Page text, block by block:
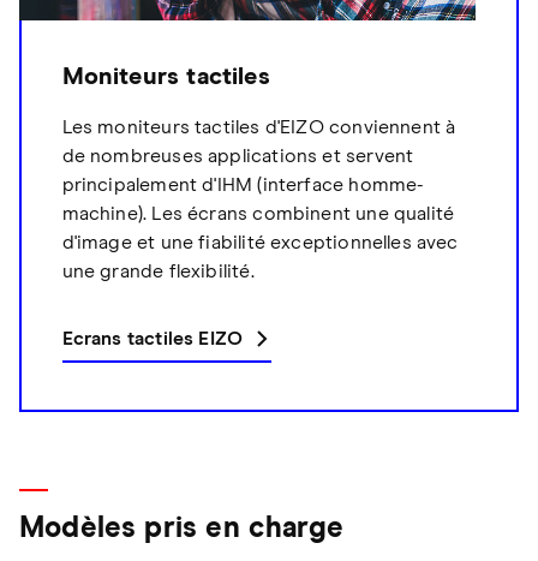
Moniteurs tactiles
Les moniteurs tactiles d'EIZO conviennent à
de nombreuses applications et servent
principalement d'IHM (interface homme-
machine). Les écrans combinent une qualité
d'image et une fiabilité exceptionnelles avec
une grande flexibilité.
Ecrans tactiles EIZO
Modèles pris en charge